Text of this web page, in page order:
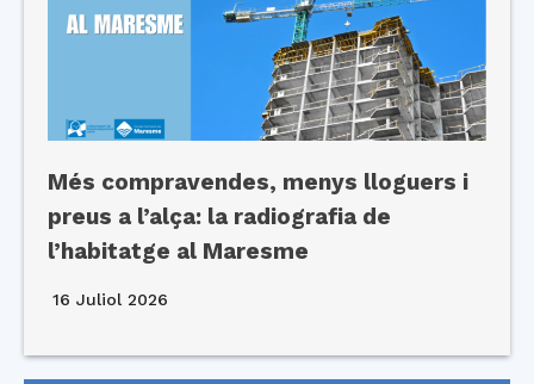
Més compravendes, menys lloguers i
preus a l’alça: la radiografia de
l’habitatge al Maresme
16 Juliol 2026